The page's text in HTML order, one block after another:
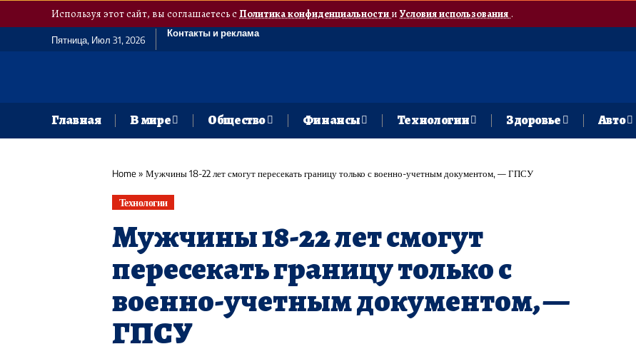
Используя этот сайт, вы соглашаетесь сПолитика конфиденциальностии Условия использования.
Пятница, Июл 31, 2026
Контакты и реклама
Главная В мире Общество Финансы Технологии Здоровье Авто
Home» Мужчины 18-22 лет смогут пересекать границу только с военно-учетным документом, — ГПСУ
Технологии
Мужчины 18-22 лет смогут
пересекать границу только с
военно-учетным документом, —
ГПСУ